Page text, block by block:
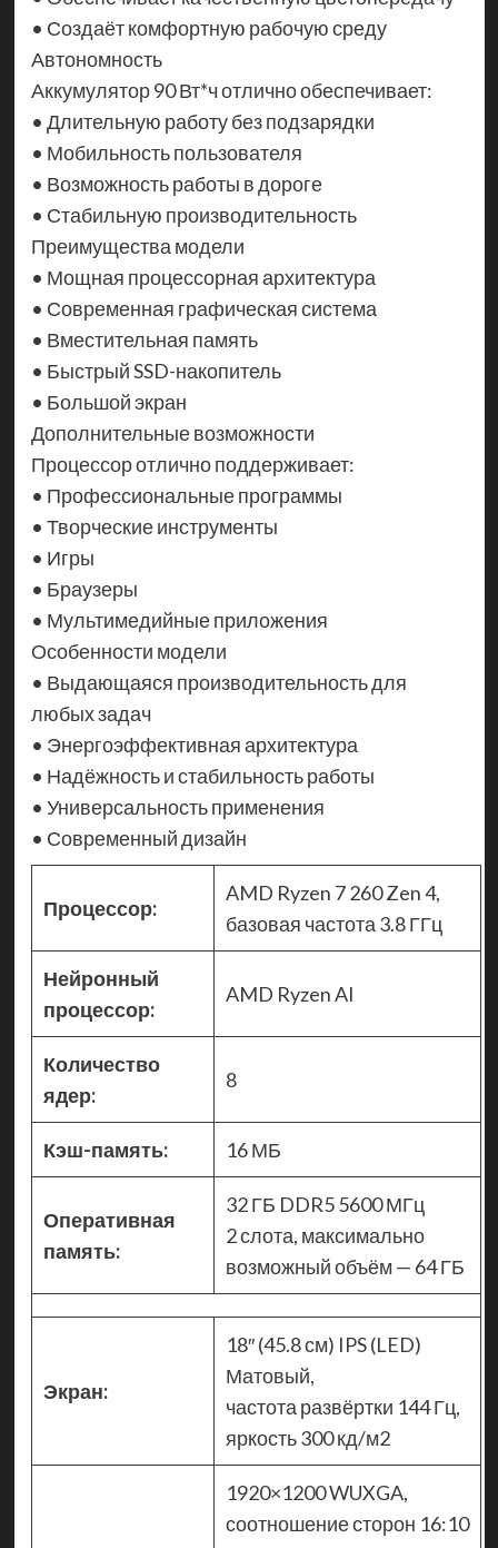
• Создаёт комфортную рабочую среду
Автономность
Аккумулятор 90 Вт*ч отлично обеспечивает:
• Длительную работу без подзарядки
• Мобильность пользователя
• Возможность работы в дороге
• Стабильную производительность
Преимущества модели
• Мощная процессорная архитектура
• Современная графическая система
• Вместительная память
• Быстрый SSD-накопитель
• Большой экран
Дополнительные возможности
Процессор отлично поддерживает:
• Профессиональные программы
• Творческие инструменты
• Игры
• Браузеры
• Мультимедийные приложения
Особенности модели
• Выдающаяся производительность для
любых задач
• Энергоэффективная архитектура
• Надёжность и стабильность работы
• Универсальность применения
• Современный дизайн
Процессор:
AMD Ryzen 7 260 Zen 4,
базовая частота 3.8 ГГц
Нейронный
процессор:
AMD Ryzen AI
Количество
ядер:
8
Кэш-память: 16 МБ
Оперативная
память:
32 ГБ DDR5 5600 МГц
2 слота, максимально
возможный объём — 64 ГБ
Экран:
18″ (45.8 см) IPS (LED)
Матовый,
частота развёртки 144 Гц,
яркость 300 кд/м2
1920×1200 WUXGA,
соотношение сторон 16:10